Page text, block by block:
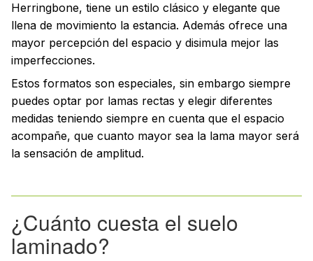
Herringbone, tiene un estilo clásico y elegante que
llena de movimiento la estancia. Además ofrece una
mayor percepción del espacio y disimula mejor las
imperfecciones.
Estos formatos son especiales, sin embargo siempre
puedes optar por lamas rectas y elegir diferentes
medidas teniendo siempre en cuenta que el espacio
acompañe, que cuanto mayor sea la lama mayor será
la sensación de amplitud.
¿Cuánto cuesta el suelo
laminado?